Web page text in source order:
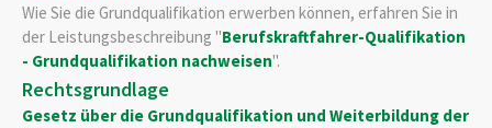
Wie Sie die Grundqualifikation erwerben können, erfahren Sie in
der Leistungsbeschreibung "Berufskraftfahrer-Qualifikation
- Grundqualifikation nachweisen".
Rechtsgrundlage
Gesetz über die Grundqualifikation und Weiterbildung der